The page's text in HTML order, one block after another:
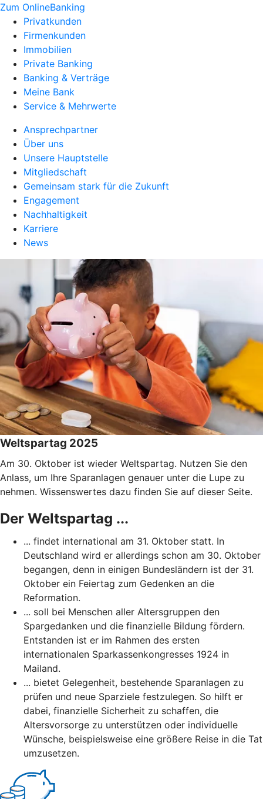
Zum OnlineBanking
Privatkunden
Firmenkunden
Immobilien
Private Banking
Banking & Verträge
Meine Bank
Service & Mehrwerte
Ansprechpartner
Über uns
Unsere Hauptstelle
Mitgliedschaft
Gemeinsam stark für die Zukunft
Engagement
Nachhaltigkeit
Karriere
News
Weltspartag 2025
Am 30. Oktober ist wieder Weltspartag. Nutzen Sie den
Anlass, um Ihre Sparanlagen genauer unter die Lupe zu
nehmen. Wissenswertes dazu finden Sie auf dieser Seite.
Der Weltspartag ...
... findet international am 31. Oktober statt. In
Deutschland wird er allerdings schon am 30. Oktober
begangen, denn in einigen Bundesländern ist der 31.
Oktober ein Feiertag zum Gedenken an die
Reformation.
... soll bei Menschen aller Altersgruppen den
Spargedanken und die finanzielle Bildung fördern.
Entstanden ist er im Rahmen des ersten
internationalen Sparkassenkongresses 1924 in
Mailand.
... bietet Gelegenheit, bestehende Sparanlagen zu
prüfen und neue Sparziele festzulegen. So hilft er
dabei, finanzielle Sicherheit zu schaffen, die
Altersvorsorge zu unterstützen oder individuelle
Wünsche, beispielsweise eine größere Reise in die Tat
umzusetzen.